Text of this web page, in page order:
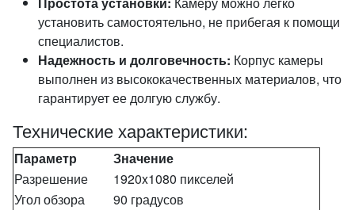
установить самостоятельно, не прибегая к помощи
специалистов.
Надежность и долговечность: Корпус камеры
выполнен из высококачественных материалов, что
гарантирует ее долгую службу.
Технические характеристики:
Параметр
Значение
Разрешение
1920x1080 пикселей
Угол обзора
90 градусов